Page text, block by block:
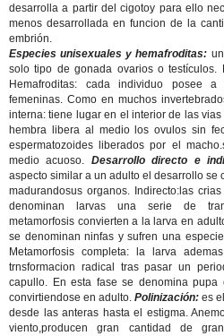
desarrolla a partir del cigotoy para ello
menos desarrollada en funcion de la
embrión.
Especies unisexuales y hemafroditas:
solo tipo de gonada ovarios o testículos.
Hemafroditas: cada individuo posee
femeninas. Como en muchos
interna: tiene lugar en el interior de las
hembra libera al medio los ovulos sin
espermatozoides liberados por el
medio acuoso. Desarrollo directo e
aspecto similar a un adulto el desarrollo se
madurandosus organos. Indirecto:las
denominan larvas una serie de
metamorfosis convierten a la larva en
se denominan ninfas y sufren una
Metamorfosis completa: la larva
trnsformacion radical tras pasar un
capullo. En esta fase se denomina
convirtiendose en adulto.Polinización: es
desde las anteras hasta el estigma.
viento,producen gran cantidad de